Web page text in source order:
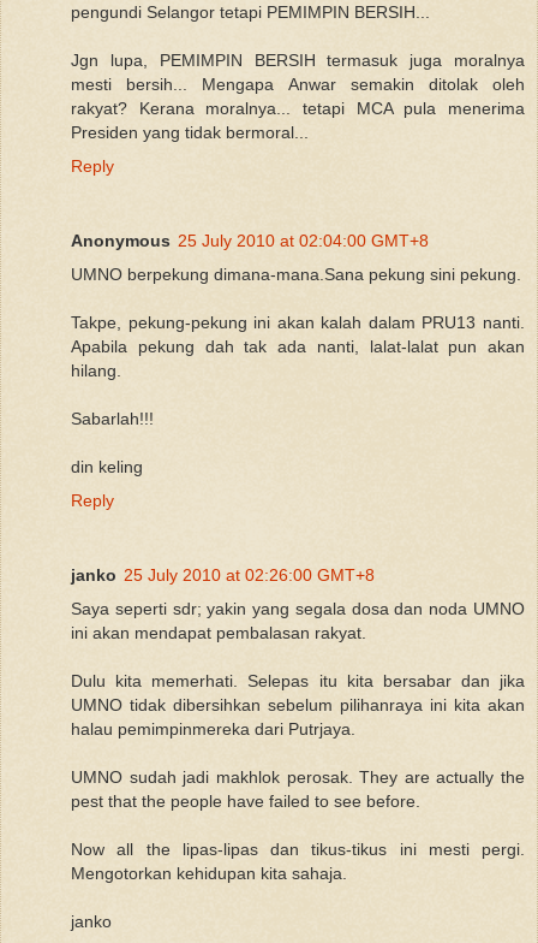
pengundi Selangor tetapi PEMIMPIN BERSIH...
Jgn lupa, PEMIMPIN BERSIH termasuk juga moralnya
mesti bersih... Mengapa Anwar semakin ditolak oleh
rakyat? Kerana moralnya... tetapi MCA pula menerima
Presiden yang tidak bermoral...
Reply
Anonymous 25 July 2010 at 02:04:00 GMT+8
UMNO berpekung dimana-mana.Sana pekung sini pekung.
Takpe, pekung-pekung ini akan kalah dalam PRU13 nanti.
Apabila pekung dah tak ada nanti, lalat-lalat pun akan
hilang.
Sabarlah!!!
din keling
Reply
janko 25 July 2010 at 02:26:00 GMT+8
Saya seperti sdr; yakin yang segala dosa dan noda UMNO
ini akan mendapat pembalasan rakyat.
Dulu kita memerhati. Selepas itu kita bersabar dan jika
UMNO tidak dibersihkan sebelum pilihanraya ini kita akan
halau pemimpinmereka dari Putrjaya.
UMNO sudah jadi makhlok perosak. They are actually the
pest that the people have failed to see before.
Now all the lipas-lipas dan tikus-tikus ini mesti pergi.
Mengotorkan kehidupan kita sahaja.
janko